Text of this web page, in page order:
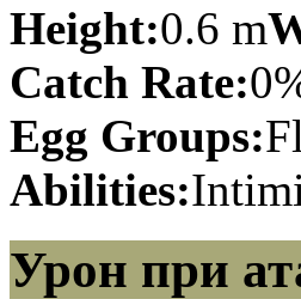
Height:0.6 m
Catch Rate:
Egg Groups:
Abilities:
Урон при